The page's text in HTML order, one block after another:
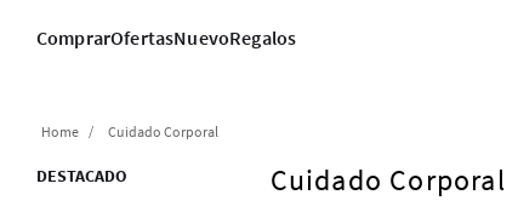
ComprarOfertasNuevoRegalos
Cuidado Corporal
DESTACADO Cuidado Corporal